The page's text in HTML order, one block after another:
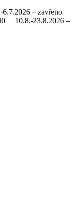
– zavřeno
10.8.-23.8.2026 –